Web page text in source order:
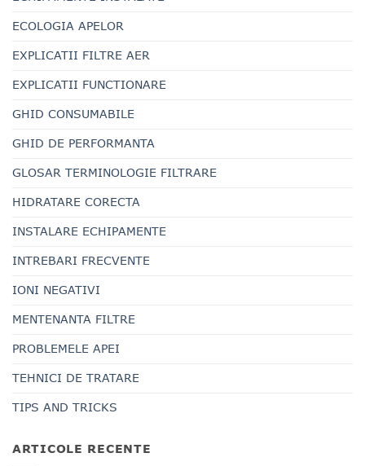
ECOLOGIA APELOR
EXPLICATII FILTRE AER
EXPLICATII FUNCTIONARE
GHID CONSUMABILE
GHID DE PERFORMANTA
GLOSAR TERMINOLOGIE FILTRARE
HIDRATARE CORECTA
INSTALARE ECHIPAMENTE
INTREBARI FRECVENTE
IONI NEGATIVI
MENTENANTA FILTRE
PROBLEMELE APEI
TEHNICI DE TRATARE
TIPS AND TRICKS
ARTICOLE RECENTE